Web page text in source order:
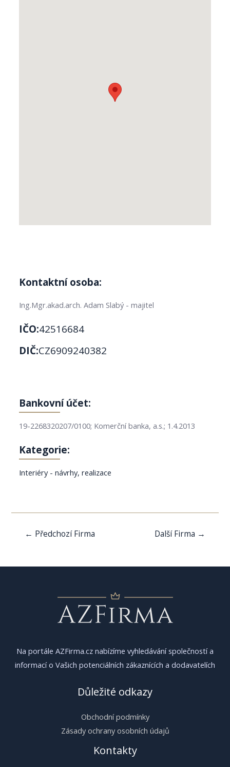
Kontaktní osoba:
Ing.Mgr.akad.arch. Adam Slabý - majitel
IČO:42516684
DIČ:CZ6909240382
Bankovní účet:
19-2268320207/0100; Komerční banka, a.s.; 1.4.2013
Kategorie:
Interiéry - návrhy, realizace
Navigace
← Předchozí Firma Další Firma →
Na portále AZFirma.cz nabízíme vyhledávání společností a
informací o Vašich potenciálních zákaznících a dodavatelích
Důležité odkazy
Obchodní podmínky
Zásady ochrany osobních údajů
Kontakty